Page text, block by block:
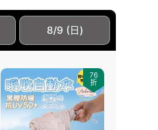
8/9 (日)
76
折